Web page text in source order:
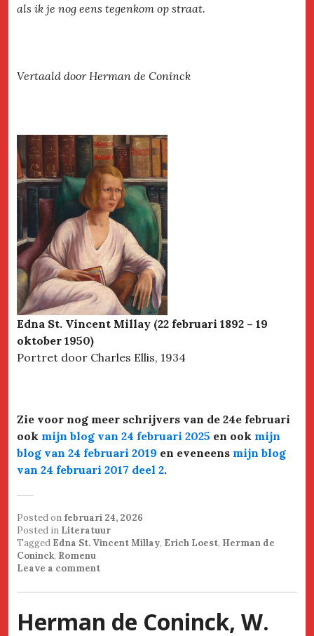
als ik je nog eens tegenkom op straat.
Vertaald door Herman de Coninck
Edna St. Vincent Millay (22 februari 1892 – 19
oktober 1950)
Portret door Charles Ellis, 1934
Zie voor nog meer schrijvers van de 24e februari
ook mijn blog van 24 februari 2025 en ook mijn
blog van 24 februari 2019 en eveneens mijn blog
van 24 februari 2017 deel 2.
Posted on februari 24, 2026
Posted in Literatuur
Tagged Edna St. Vincent Millay, Erich Loest, Herman de
Coninck, Romenu
Leave a comment
Herman de Coninck, W.